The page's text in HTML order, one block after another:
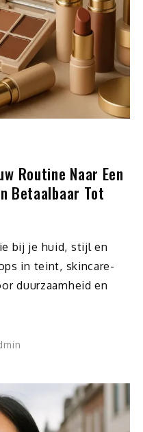
Routine Naar Een
Betaalbaar Tot
bij je huid, stijl en
in teint, skincare-
duurzaamheid en